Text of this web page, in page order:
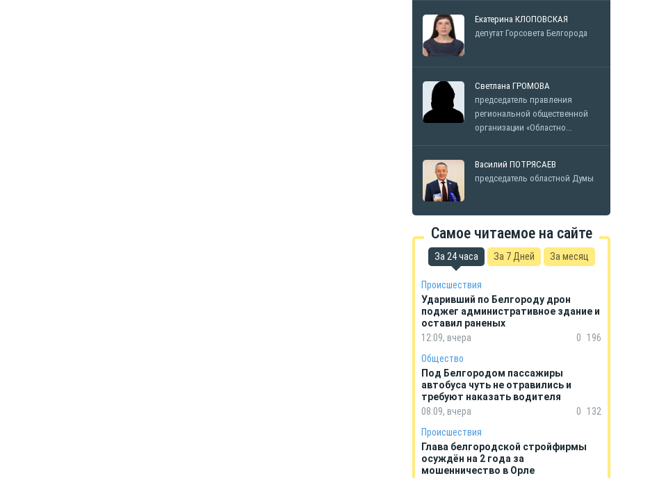
Екатерина КЛОПОВСКАЯ
депутат Горсовета Белгорода
Светлана ГРОМОВА
председатель правления
региональной общественной
организации «Областно...
Василий ПОТРЯСАЕВ
председатель областной Думы
Самое читаемое на сайте
За 24 часа За 7 Дней За месяц
Происшествия
Ударивший по Белгороду дрон
поджег административное здание и
оставил раненых
12:09, вчера
0
196
Общество
Под Белгородом пассажиры
автобуса чуть не отравились и
требуют наказать водителя
08:09, вчера
0
132
Происшествия
Глава белгородской стройфирмы
осуждён на 2 года за
мошенничество в Орле